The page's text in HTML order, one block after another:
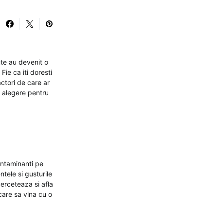
au devenit o
ca iti doresti
de care ar
pentru
pe
si gusturile
si afla
sa vina cu o